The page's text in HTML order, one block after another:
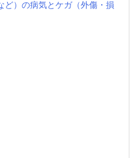
ど）の病気とケガ（外傷・損